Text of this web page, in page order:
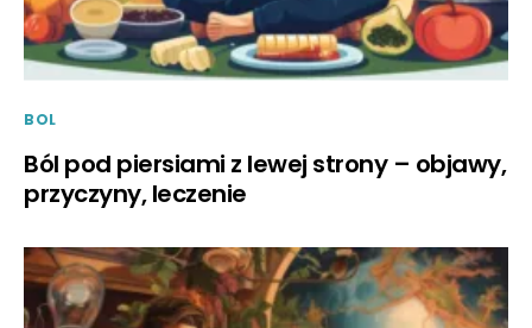
BOL
Ból pod piersiami z lewej strony – objawy,
przyczyny, leczenie